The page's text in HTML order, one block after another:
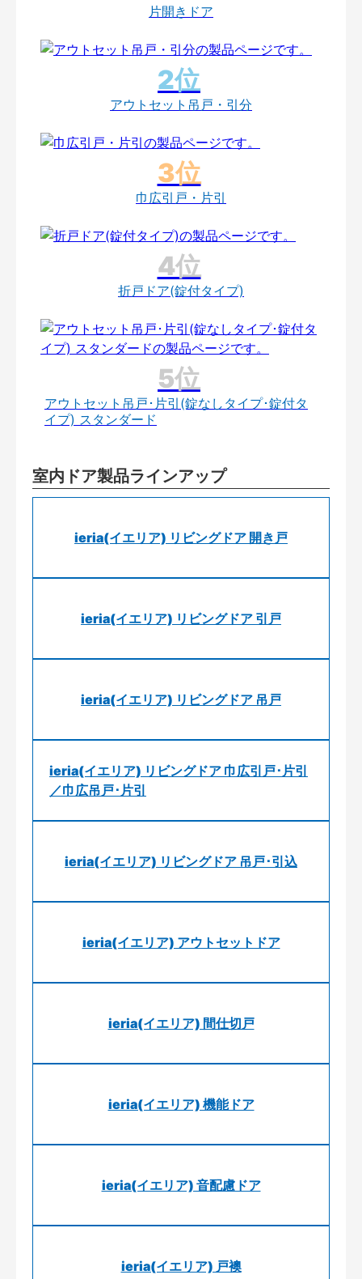
片開きドア
アウトセット吊戸・引分
巾広引戸・片引
折戸ドア(錠付タイプ)
アウトセット吊戸･片引(錠なしタイプ･錠付タ
イプ) スタンダード
室内ドア製品ラインアップ
ieria(イエリア) リビングドア 開き戸
ieria(イエリア) リビングドア 引戸
ieria(イエリア) リビングドア 吊戸
ieria(イエリア) リビングドア 巾広引戸･片引
／巾広吊戸･片引
ieria(イエリア) リビングドア 吊戸･引込
ieria(イエリア) アウトセットドア
ieria(イエリア) 間仕切戸
ieria(イエリア) 機能ドア
ieria(イエリア) 音配慮ドア
ieria(イエリア) 戸襖